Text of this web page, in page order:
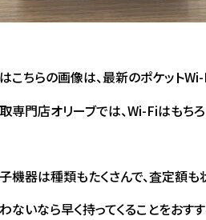
こちらの画像は、最新のポケット
専門店オリーブでは、Wi-Fiはもち
機器は種類もたくさんで、査定額も
ないなら早く持ってくることをおす